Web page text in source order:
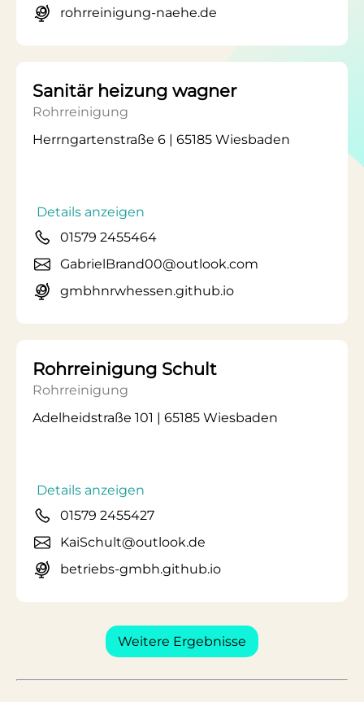
rohrreinigung-naehe.de
Sanitär heizung wagner
Rohrreinigung
Herrngartenstraße 6 | 65185 Wiesbaden
Details anzeigen
01579 2455464
GabrielBrand00@outlook.com
gmbhnrwhessen.github.io
Rohrreinigung Schult
Rohrreinigung
Adelheidstraße 101 | 65185 Wiesbaden
Details anzeigen
01579 2455427
KaiSchult@outlook.de
betriebs-gmbh.github.io
Weitere Ergebnisse